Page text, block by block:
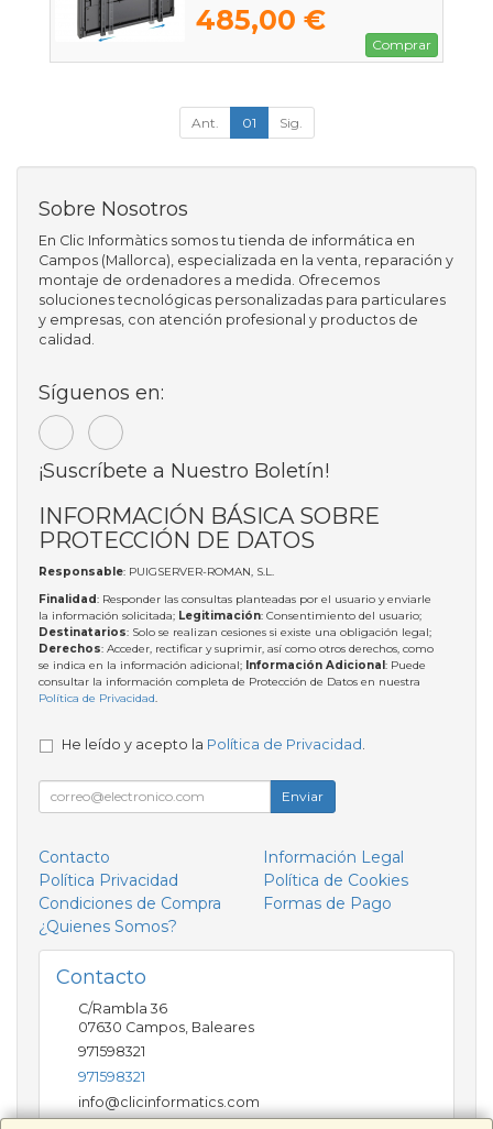
485,00 €
Comprar
Ant. 01 Sig.
Sobre Nosotros
En Clic Informàtics somos tu tienda de informática en
Campos (Mallorca), especializada en la venta, reparación y
montaje de ordenadores a medida. Ofrecemos
soluciones tecnológicas personalizadas para particulares
y empresas, con atención profesional y productos de
calidad.
Síguenos en:
¡Suscríbete a Nuestro Boletín!
INFORMACIÓN BÁSICA SOBRE
PROTECCIÓN DE DATOS
Responsable: PUIGSERVER-ROMAN, S.L.
Finalidad: Responder las consultas planteadas por el usuario y enviarle
la información solicitada; Legitimación: Consentimiento del usuario;
Destinatarios: Solo se realizan cesiones si existe una obligación legal;
Derechos: Acceder, rectificar y suprimir, así como otros derechos, como
se indica en la información adicional; Información Adicional: Puede
consultar la información completa de Protección de Datos en nuestra
Política de Privacidad.
He leído y acepto la Política de Privacidad
Enviar
Contacto
Información Legal
Política Privacidad
Política de Cookies
Condiciones de Compra
Formas de Pago
¿Quienes Somos?
Contacto
C/Rambla 36
07630 Campos Baleares
971598321
971598321
info@clicinformatics.com